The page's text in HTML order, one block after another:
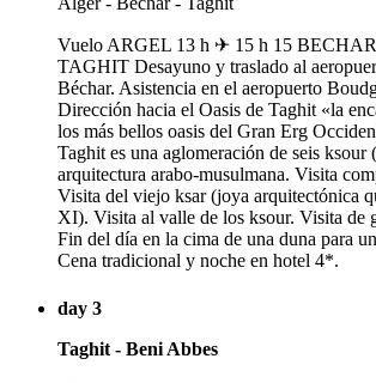
Vuelo ARGEL 13 h ✈ 15 h 15
TAGHIT Desayuno y traslado al
Béchar. Asistencia en el aeropuerto
Dirección hacia el Oasis de Taghit «la
los más bellos oasis del Gran Erg
Taghit es una aglomeración de seis ksour
arquitectura arabo-musulmana. Visita
Visita del viejo ksar (joya arquitectónica
XI). Visita al valle de los ksour. Visita de
Fin del día en la cima de una duna para
Cena tradicional y noche en hotel 4*.
day 3
Taghit - Beni Abbes